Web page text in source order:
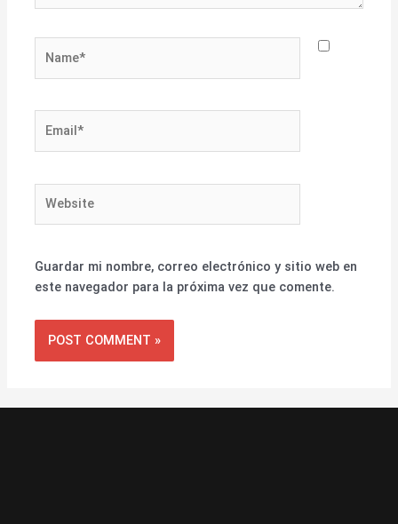
Guardar mi nombre, correo electrónico y sitio web en
este navegador para la próxima vez que comente.